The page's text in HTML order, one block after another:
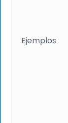
Ejemplos